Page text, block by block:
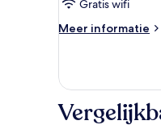
Beds
and
Beds)
laden
Gratis wifi
Meer informatie
Meer
vierpersoonskamer,
privébadkamer
(2